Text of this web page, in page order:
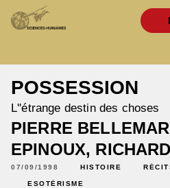
POSSESSION
L''étrange destin des choses
PIERRE
EPINOUX,
07/09/1998 HISTOIRE
ESOTÉRISME